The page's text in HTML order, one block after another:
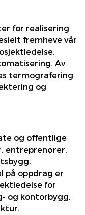
for realisering
fremheve vår
Av
termografering
og
og offentlige
entreprenører,
på oppdrag er
for
og kontorbygg,